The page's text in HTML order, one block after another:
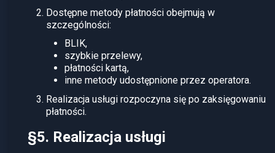
Dostępne metody płatności obejmują w
szczególności:
BLIK,
szybkie przelewy,
płatności kartą,
inne metody udostępnione przez operatora.
Realizacja usługi rozpoczyna się po zaksięgowaniu
płatności.
§5. Realizacja usługi